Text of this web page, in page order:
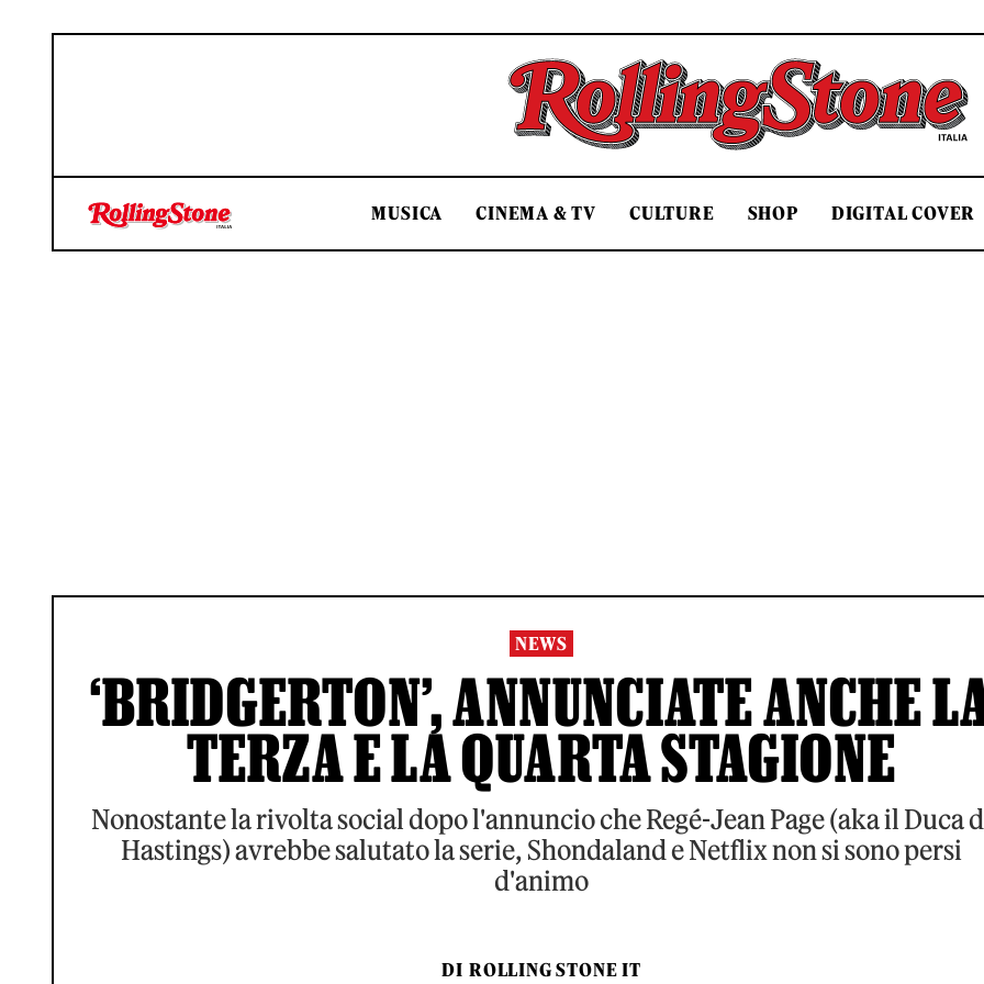
Rolling Stone Italia
MUSICA CINEMA & TV CULTURE SHOP DIGITAL COVER
NEWS
‘BRIDGERTON’, ANNUNCIATE ANCHE
TERZA E LA QUARTA STAGIONE
Nonostante la rivolta social dopo l'annuncio che Regé-Jean Page (aka il Duca
Hastings) avrebbe salutato la serie, Shondaland e Netflix non si sono persi
d'animo
DI ROLLING STONE IT